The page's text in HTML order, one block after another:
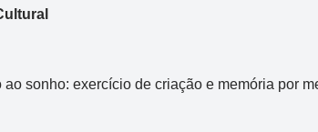
sonho: exercício de criação e memória por